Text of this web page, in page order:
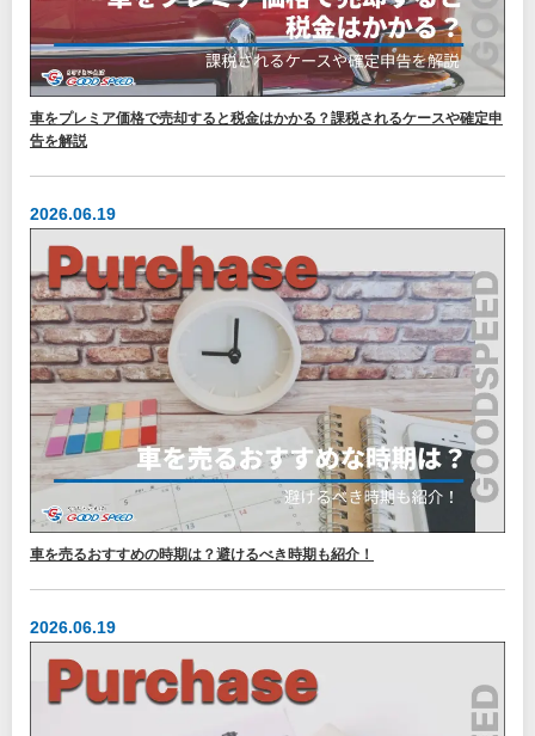
車をプレミア価格で売却すると税金はかかる？課税されるケースや確定申
告を解説
2026.06.19
車を売るおすすめの時期は？避けるべき時期も紹介！
2026.06.19